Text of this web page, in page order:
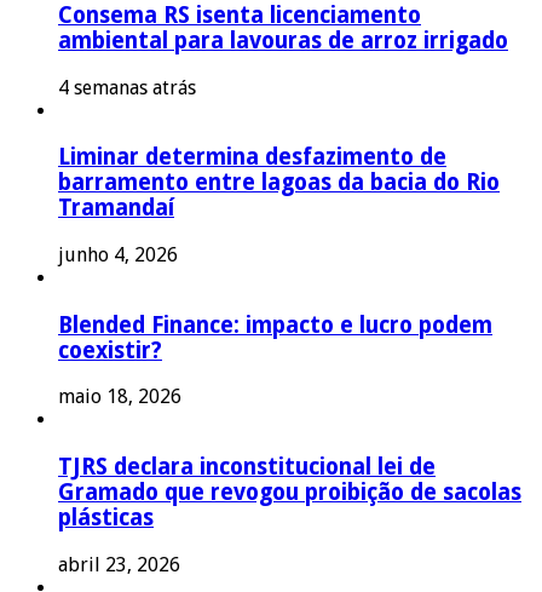
Consema RS isenta licenciamento
ambiental para lavouras de arroz irrigado
4 semanas atrás
Liminar determina desfazimento de
barramento entre lagoas da bacia do Rio
Tramandaí
junho 4, 2026
Blended Finance: impacto e lucro podem
coexistir?
maio 18, 2026
TJRS declara inconstitucional lei de
Gramado que revogou proibição de sacolas
plásticas
abril 23, 2026